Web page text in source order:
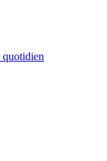
quotidien